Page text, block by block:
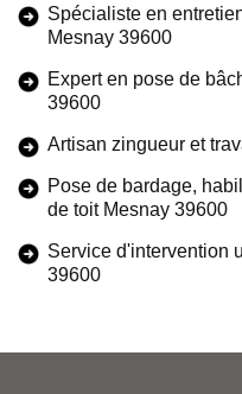
Spécialiste en
Mesnay 39600
Expert en pose de
39600
Artisan zingueur et
Pose de bardage,
de toit Mesnay 39600
Service d'intervention
39600